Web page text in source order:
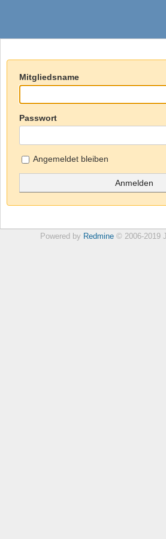
Mitgliedsname
Passwort
Angemeldet bleiben
Powered by Redmine© 2006-2019